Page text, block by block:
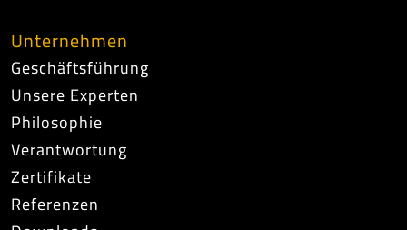
Unternehmen
Geschäftsführung
Unsere Experten
Philosophie
Verantwortung
Zertifikate
Referenzen